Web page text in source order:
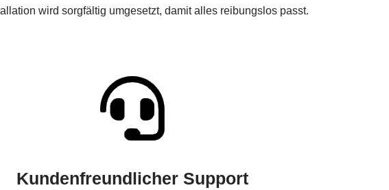
wird sorgfältig umgesetzt, damit alles reibungslos passt.
Kundenfreundlicher Support